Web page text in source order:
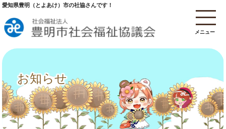
メニュー
愛知県豊明（とよあけ）市の社協さんです！
お知らせ